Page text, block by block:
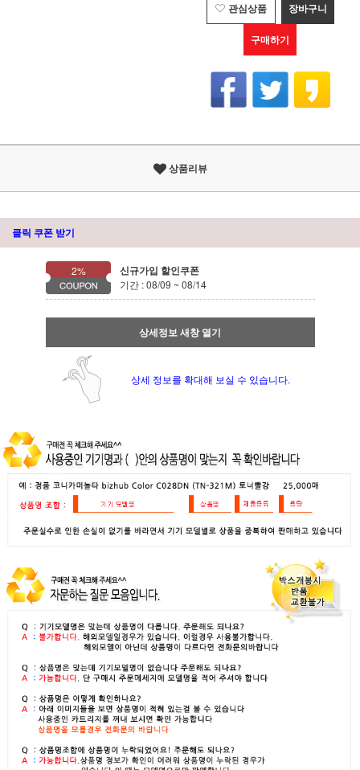
관심상품 장바구니
구매하기
상품리뷰
클릭 쿠폰 받기
2% 신규가입 할인쿠폰
기간 : 08/09 ~ 08/14
상세정보 새창 열기
상세 정보를 확대해 보실 수 있습니다.